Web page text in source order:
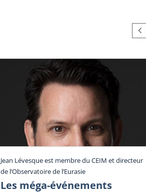
Jean Lévesque est membre du CEIM et directeur
de l’Observatoire de l’Eurasie
Les méga-événements